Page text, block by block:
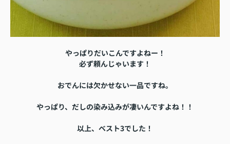
やっぱりだいこんですよねー！
必ず頼んじゃいます！
おでんには欠かせない一品ですね。
やっぱり、だしの染み込みが凄いんですよね！！
以上、ベスト3でした！